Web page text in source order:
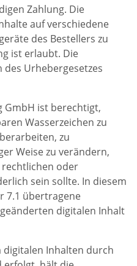
Zahlung. Die
auf verschiedene
des Bestellers zu
ist erlaubt. Die
des Urhebergesetzes
GmbH ist berechtigt,
Wasserzeichen zu
zu
Weise zu verändern,
rechtlichen oder
sein sollte. In diesem
7.1 übertragene
digitalen Inhalt
digitalen Inhalten durch